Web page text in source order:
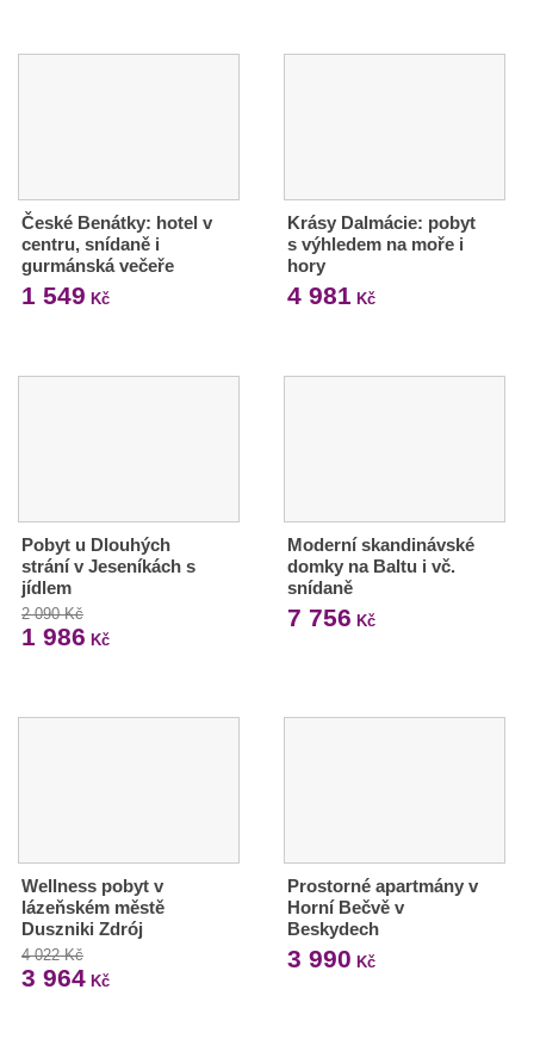
České Benátky: hotel v
centru, snídaně i
gurmánská večeře
1 549 Kč
Krásy Dalmácie: pobyt
s výhledem na moře i
hory
4 981 Kč
Pobyt u Dlouhých
strání v Jeseníkách s
jídlem
2 090 Kč
1 986 Kč
Moderní skandinávské
domky na Baltu i vč.
snídaně
7 756 Kč
Wellness pobyt v
lázeňském městě
Duszniki Zdrój
4 022 Kč
3 964 Kč
Prostorné apartmány v
Horní Bečvě v
Beskydech
3 990 Kč